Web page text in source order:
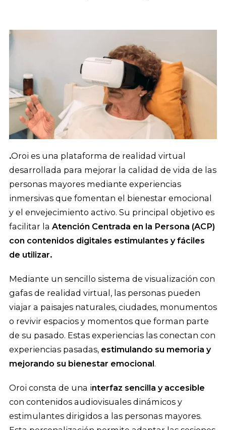
.Oroi es una plataforma de realidad virtual
desarrollada para mejorar la calidad de vida de las
personas mayores mediante experiencias
inmersivas que fomentan el bienestar emocional
y el envejecimiento activo. Su principal objetivo es
facilitar la Atención Centrada en la Persona (ACP)
con contenidos digitales estimulantes y fáciles
de utilizar.
Mediante un sencillo sistema de visualización con
gafas de realidad virtual, las personas pueden
viajar a paisajes naturales, ciudades, monumentos
o revivir espacios y momentos que forman parte
de su pasado. Estas experiencias las conectan con
experiencias pasadas, estimulando su memoria y
mejorando su bienestar emocional.
Oroi consta de una interfaz sencilla y accesible
con contenidos audiovisuales dinámicos y
estimulantes dirigidos a las personas mayores.